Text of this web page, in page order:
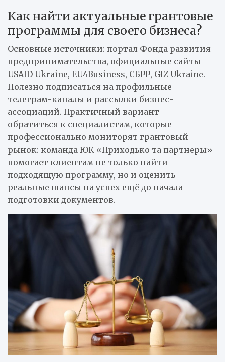
Как найти актуальные грантовые
программы для своего бизнеса?
Основные источники: портал Фонда развития
предпринимательства, официальные сайты
USAID Ukraine, EU4Business, ЄБРР, GIZ Ukraine.
Полезно подписаться на профильные
телеграм-каналы и рассылки бизнес-
ассоциаций. Практичный вариант —
обратиться к специалистам, которые
профессионально мониторят грантовый
рынок: команда ЮК «Приходько та партнеры»
помогает клиентам не только найти
подходящую программу, но и оценить
реальные шансы на успех ещё до начала
подготовки документов.